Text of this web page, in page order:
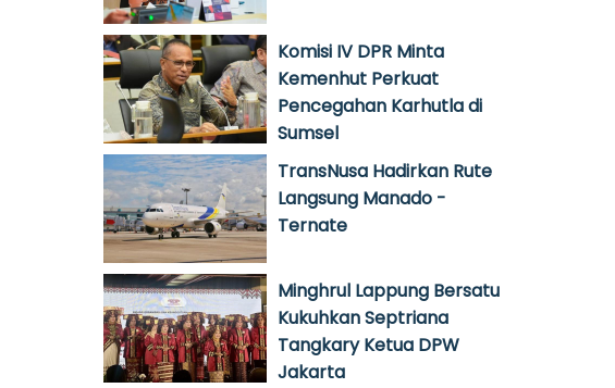
Komisi IV DPR Minta
Kemenhut Perkuat
Pencegahan Karhutla di
Sumsel
TransNusa Hadirkan Rute
Langsung Manado -
Ternate
Minghrul Lappung Bersatu
Kukuhkan Septriana
Tangkary Ketua DPW
Jakarta